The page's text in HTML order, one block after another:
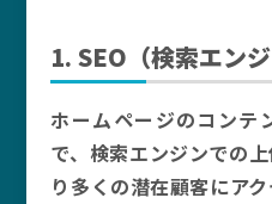
1. SEO（検索エンジ
ホームページのコンテ
で、検索エンジンでの
り多くの潜在顧客にア